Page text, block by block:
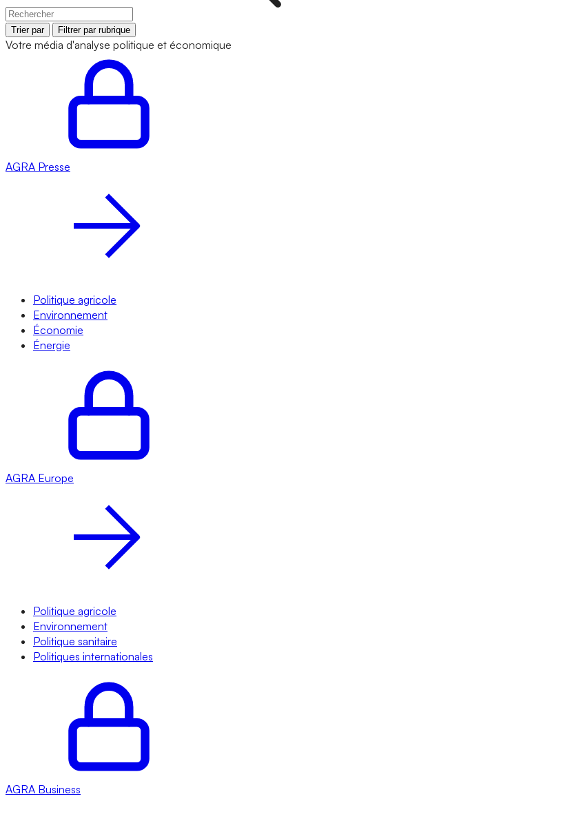
Trier par Filtrer par rubrique
Votre média d'analyse politique et économique
AGRA Presse
Politique agricole
Environnement
Économie
Énergie
AGRA Europe
Politique agricole
Environnement
Politique sanitaire
Politiques internationales
AGRA Business